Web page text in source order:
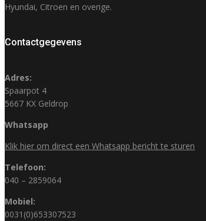
Hyundai, Citroen en overige.
Contactgegevens
Adres:
Spaarpot 4
5667 KX Geldrop
Whatsapp
Klik hier om direct een Whatsapp bericht te sturen
Telefoon:
040 – 2859064
Mobiel:
0031(0)653307523